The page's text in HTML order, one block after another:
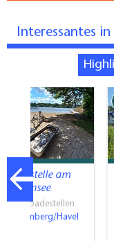
Interessantes
Badestelle am
Röblinsee
Naturbadestellen
Fürstenberg/Havel